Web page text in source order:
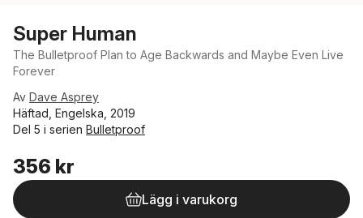
Super Human
The Bulletproof Plan to Age Backwards and Maybe Even Live
Forever
Av Dave Asprey
Häftad, Engelska, 2019
Del 5 i serien Bulletproof
356 kr
Lägg i varukorg